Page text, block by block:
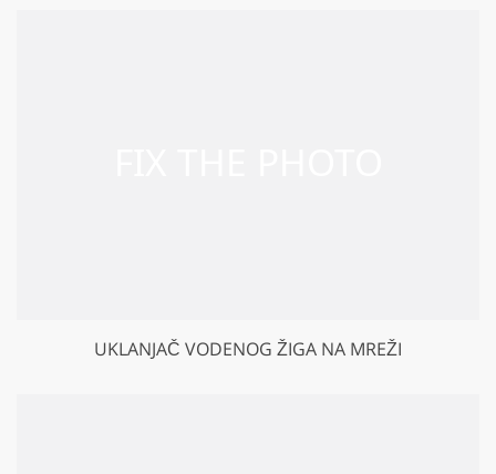
UKLANJAČ VODENOG ŽIGA NA MREŽI